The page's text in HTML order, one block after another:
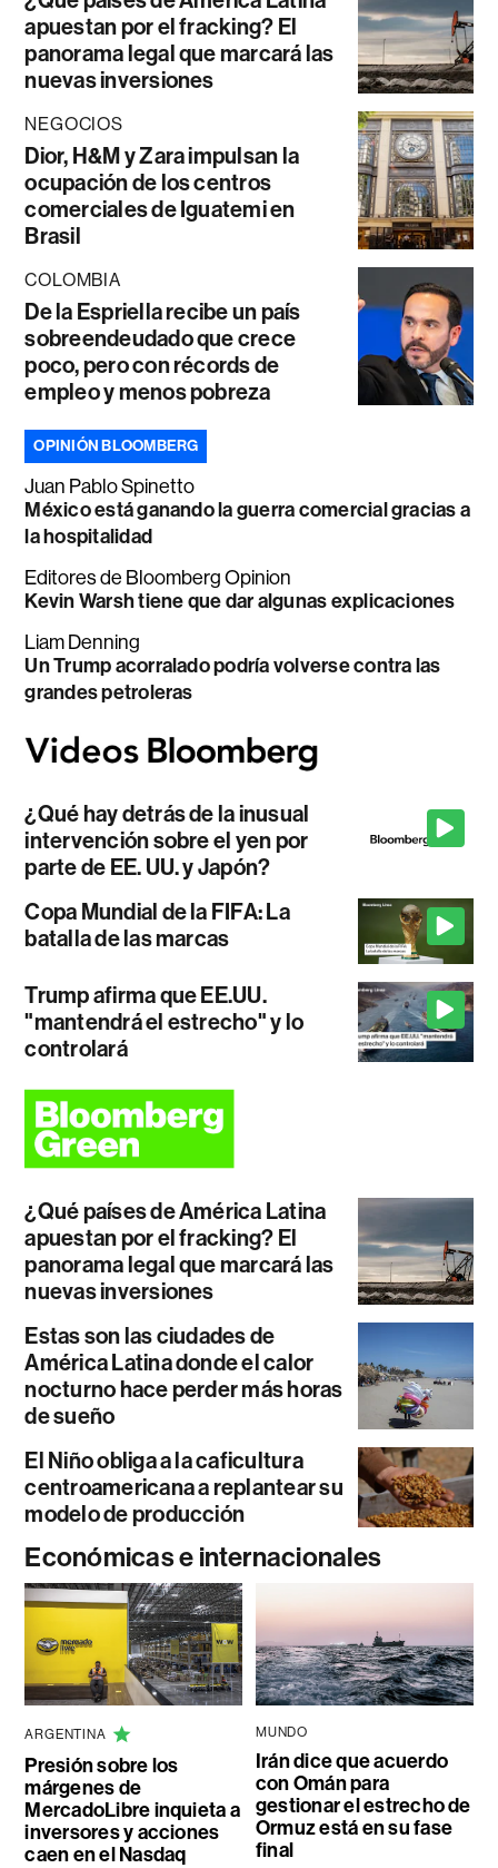
apuestan por el fracking? El
panorama legal que marcará las
nuevas inversiones
NEGOCIOS
Dior, H&M y Zara impulsan la
ocupación de los centros
comerciales de Iguatemi en
Brasil
COLOMBIA
De la Espriella recibe un país
sobreendeudado que crece
poco, pero con récords de
empleo y menos pobreza
OPINIÓN BLOOMBERG
Juan Pablo Spinetto
México está ganando la guerra comercial gracias a
la hospitalidad
Editores de Bloomberg Opinion
Kevin Warsh tiene que dar algunas explicaciones
Liam Denning
Un Trump acorralado podría volverse contra las
grandes petroleras
¿Qué hay detrás de la inusual
intervención sobre el yen por
parte de EE. UU. y Japón?
Copa Mundial de la FIFA: La
batalla de las marcas
Trump afirma que EE.UU.
"mantendrá el estrecho" y lo
controlará
¿Qué países de América Latina
apuestan por el fracking? El
panorama legal que marcará las
nuevas inversiones
Estas son las ciudades de
América Latina donde el calor
nocturno hace perder más horas
de sueño
El Niño obliga a la caficultura
centroamericana a replantear su
modelo de producción
Económicas e internacionales
ARGENTINA
Presión sobre los
márgenes de
MercadoLibre inquieta a
inversores y acciones
caen en el Nasdaq
MUNDO
Irán dice que acuerdo
con Omán para
gestionar el estrecho de
Ormuz está en su fase
final